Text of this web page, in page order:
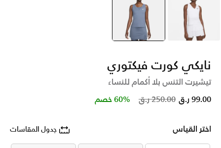
أبيض selected
أزرق
نايكي كورت فيكتوري
تيشيرت التنس بلا أكمام للنساء
Price reduced from
250.00 ر.ق to 99.00 ر.ق 60% خصم
اختر القياس جدول المقاسات